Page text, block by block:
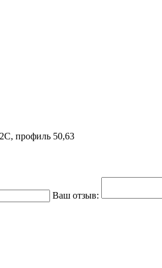
профиль 50,63
Ваш отзыв: